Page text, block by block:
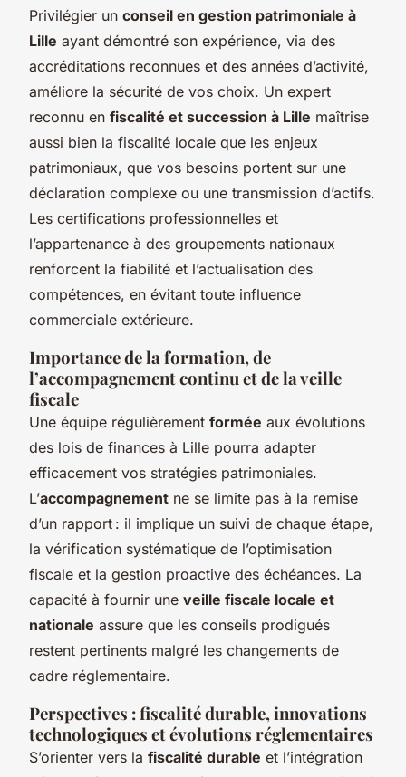
Privilégier un conseil en gestion patrimoniale à
Lille ayant démontré son expérience, via des
accréditations reconnues et des années d’activité,
améliore la sécurité de vos choix. Un expert
reconnu en fiscalité et succession à Lille maîtrise
aussi bien la fiscalité locale que les enjeux
patrimoniaux, que vos besoins portent sur une
déclaration complexe ou une transmission d’actifs.
Les certifications professionnelles et
l’appartenance à des groupements nationaux
renforcent la fiabilité et l’actualisation des
compétences, en évitant toute influence
commerciale extérieure.
Importance de la formation, de
l’accompagnement continu et de la veille
fiscale
Une équipe régulièrement formée aux évolutions
des lois de finances à Lille pourra adapter
efficacement vos stratégies patrimoniales.
L’accompagnement ne se limite pas à la remise
d’un rapport : il implique un suivi de chaque étape,
la vérification systématique de l’optimisation
fiscale et la gestion proactive des échéances. La
capacité à fournir une veille fiscale locale et
nationale assure que les conseils prodigués
restent pertinents malgré les changements de
cadre réglementaire.
Perspectives : fiscalité durable, innovations
technologiques et évolutions réglementaires
S’orienter vers la fiscalité durable et l’intégration